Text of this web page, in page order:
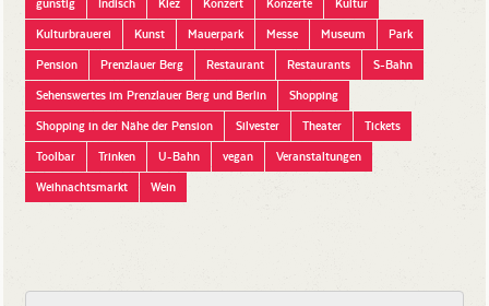
Kulturbrauerei
Kunst Mauerpark Messe Museum
Park
Pension
Prenzlauer Berg Restaurant Restaurants
S-Bahn
Sehenswertes im Prenzlauer Berg und Berlin
Shopping
Shopping in der Nähe der Pension
Silvester Theater
Tickets
Toolbar
Trinken U-Bahn vegan
Veranstaltungen
Weihnachtsmarkt
Wein